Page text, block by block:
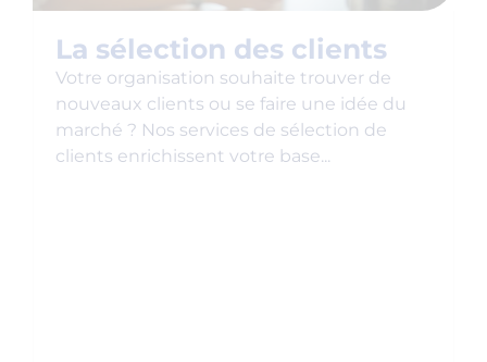
La sélection des clients
Votre organisation souhaite trouver de
nouveaux clients ou se faire une idée du
marché ? Nos services de sélection de
clients enrichissent votre base...